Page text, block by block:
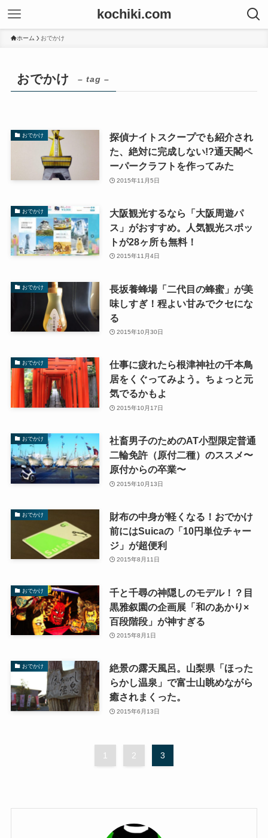
kochiki.com
ホーム おでかけ
おでかけ – tag –
おでかけ
探偵ナイトスクープでも紹介され
た、絶対に完成しない!?通天閣ペ
ーパークラフトを作ってみた
2015年11月5日
おでかけ
大阪観光するなら「大阪周遊パ
ス」がおすすめ。人気観光スポッ
トが28ヶ所も無料！
2015年11月4日
おでかけ
長坂養蜂場「二代目の蜂蜜」が美
味しすぎ！程よい甘みでクセにな
る
2015年10月30日
おでかけ
仕事に疲れたら根津神社の千本鳥
居をくぐってみよう。ちょっと元
気でるかもよ
2015年10月17日
おでかけ
社畜男子のためのAT小型限定普通
二輪免許（原付二種）のススメ〜
原付からの卒業〜
2015年10月13日
おでかけ
財布の中身が軽くなる！おでかけ
前にはSuicaの「10円単位チャー
ジ」が超便利
2015年8月11日
おでかけ
千と千尋の神隠しのモデル！？目
黒雅叙園の企画展「和のあかり×
百段階段」が神すぎる
2015年8月1日
おでかけ
絶景の露天風呂。山梨県「ほった
らかし温泉」で富士山眺めながら
癒されまくった。
2015年6月13日
1 2 3